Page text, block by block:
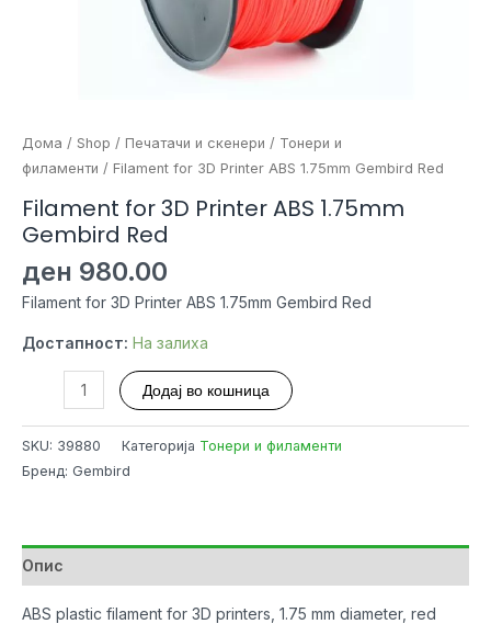
Дома / Shop / Печатачи и скенери / Тонери и
филаменти / Filament for 3D Printer ABS 1.75mm Gembird Red
Filament for 3D Printer ABS 1.75mm
Gembird Red
ден 980.00
Filament for 3D Printer ABS 1.75mm Gembird Red
Достапност: На залиха
3D
ABS
Red
количина
Додај во кошница
SKU: 39880 Категорија Тонери и филаменти
Бренд: Gembird
Опис
ABS plastic filament for 3D printers, 1.75 mm diameter, red